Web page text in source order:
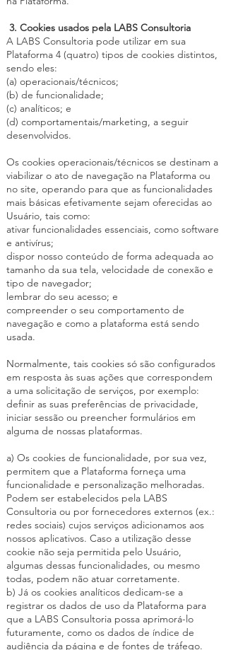
3. Cookies usados pela LABS Consultoria
A LABS Consultoria pode utilizar em sua
Plataforma 4 (quatro) tipos de cookies distintos,
sendo eles:
(a) operacionais/técnicos;
(b) de funcionalidade;
(c) analíticos; e
(d) comportamentais/marketing, a seguir
desenvolvidos.
Os cookies operacionais/técnicos se destinam a
viabilizar o ato de navegação na Plataforma ou
no site, operando para que as funcionalidades
mais básicas efetivamente sejam oferecidas ao
Usuário, tais como:
ativar funcionalidades essenciais, como software
e antivírus;
dispor nosso conteúdo de forma adequada ao
tamanho da sua tela, velocidade de conexão e
tipo de navegador;
lembrar do seu acesso; e
compreender o seu comportamento de
navegação e como a plataforma está sendo
usada.
Normalmente, tais cookies só são configurados
em resposta às suas ações que correspondem
a uma solicitação de serviços, por exemplo:
definir as suas preferências de privacidade,
iniciar sessão ou preencher formulários em
alguma de nossas plataformas.
a) Os cookies de funcionalidade, por sua vez,
permitem que a Plataforma forneça uma
funcionalidade e personalização melhoradas.
Podem ser estabelecidos pela LABS
Consultoria ou por fornecedores externos (ex.:
redes sociais) cujos serviços adicionamos aos
nossos aplicativos. Caso a utilização desse
cookie não seja permitida pelo Usuário,
algumas dessas funcionalidades, ou mesmo
todas, podem não atuar corretamente.
b) Já os cookies analíticos dedicam-se a
registrar os dados de uso da Plataforma para
que a LABS Consultoria possa aprimorá-lo
futuramente, como os dados de índice de
audiência da página e de fontes de tráfego.